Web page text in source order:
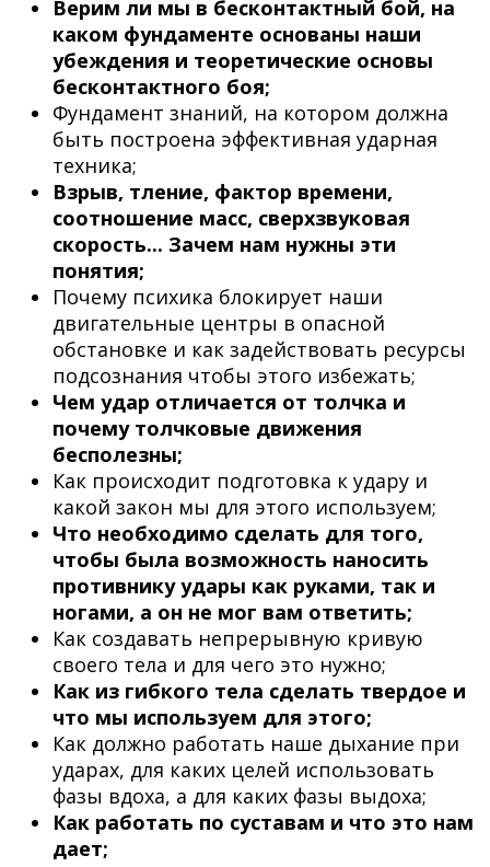
Верим ли мы в бесконтактный бой, на
каком фундаменте основаны наши
убеждения и теоретические основы
бесконтактного боя;
Фундамент знаний, на котором должна
быть построена эффективная ударная
техника;
Взрыв, тление, фактор времени,
соотношение масс, сверхзвуковая
скорость... Зачем нам нужны эти
понятия;
Почему психика блокирует наши
двигательные центры в опасной
обстановке и как задействовать ресурсы
подсознания чтобы этого избежать;
Чем удар отличается от толчка и
почему толчковые движения
бесполезны;
Как происходит подготовка к удару и
какой закон мы для этого используем;
Что необходимо сделать для того,
чтобы была возможность наносить
противнику удары как руками, так и
ногами, а он не мог вам ответить;
Как создавать непрерывную кривую
своего тела и для чего это нужно;
Как из гибкого тела сделать твердое и
что мы используем для этого;
Как должно работать наше дыхание при
ударах, для каких целей использовать
фазы вдоха, а для каких фазы выдоха;
Как работать по суставам и что это нам
дает;